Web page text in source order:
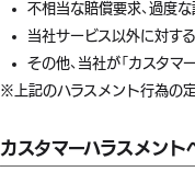
不相当な賠償要求、過度な
当社サービス以外に対す
その他、当社が「カスタマ
※上記のハラスメント行為の定
カスタマーハラスメント